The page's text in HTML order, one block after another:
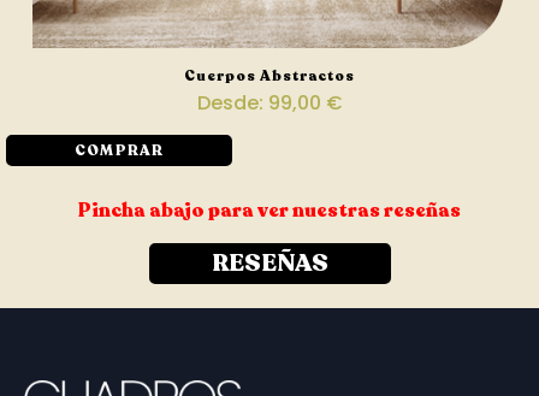
Cuerpos Abstractos
Desde: 99,00 €
COMPRAR
Pincha abajo para ver nuestras reseñas
RESEÑAS